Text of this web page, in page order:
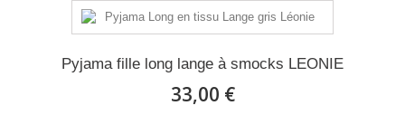
Pyjama fille long lange à smocks LEONIE
33,00 €